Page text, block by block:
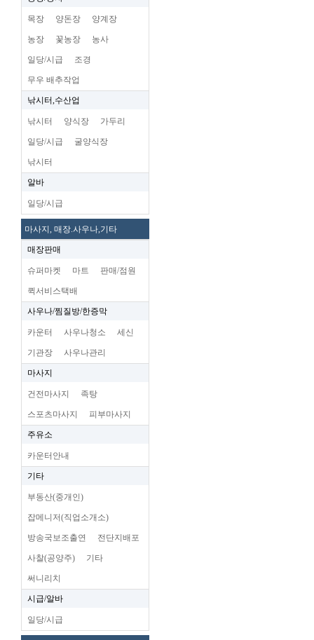
목장 양돈장 양계장
농장 꽃농장 농사
일당/시급 조경
무우 배추작업
낚시터,수산업
낚시터 양식장 가두리
일당/시급 굴양식장
낚시터
알바
일당/시급
마사지, 매장.사우나,기타
매장판매
슈퍼마켓 마트 판매/점원
퀵서비스택배
사우나/찜질방/한증막
카운터 사우나청소 세신
기관장 사우나관리
마사지
건전마사지 족탕
스포츠마사지 피부마사지
주유소
카운터안내
기타
부동산(중개인)
잡메니저(직업소개소)
방송국보조출연 전단지배포
사찰(공양주) 기타
써니리치
시급/알바
일당/시급